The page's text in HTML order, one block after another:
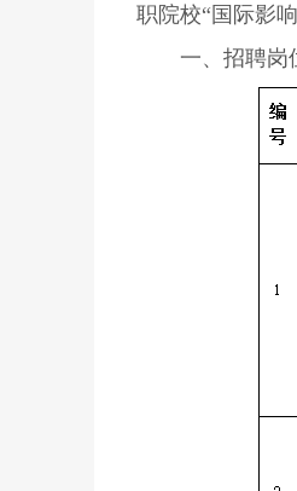
职院校“国际影
一、招聘岗